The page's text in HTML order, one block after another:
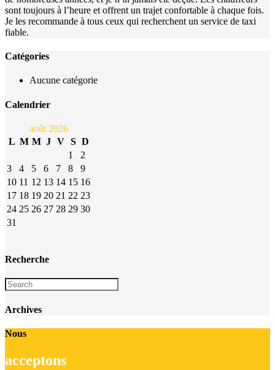
sont toujours à l’heure et offrent un trajet confortable à chaque fois.
Je les recommande à tous ceux qui recherchent un service de taxi
fiable.
Catégories
Aucune catégorie
Calendrier
août 2026
L M M J V S D
1
2
3
4 5 6 7 8
9
10 11 12 13 14 15 16
17 18 19 20 21 22 23
24 25 26 27 28 29 30
31
Recherche
Archives
Nous
acceptons